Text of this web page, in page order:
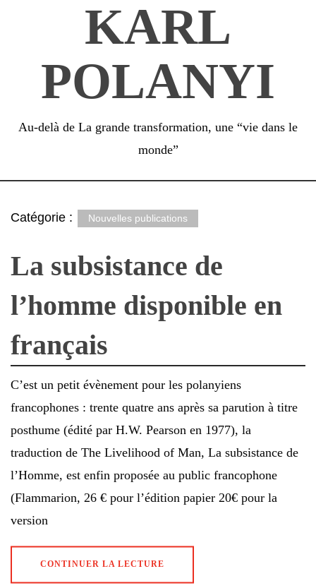
KARL
POLANYI
Au-delà de La grande transformation, une “vie dans le
monde”
Catégorie : Nouvelles publications
La subsistance de
l’homme disponible en
français
C’est un petit évènement pour les polanyiens
francophones : trente quatre ans après sa parution à titre
posthume (édité par H.W. Pearson en 1977), la
traduction de The Livelihood of Man, La subsistance de
l’Homme, est enfin proposée au public francophone
(Flammarion, 26 € pour l’édition papier 20€ pour la
version
CONTINUER LA LECTURE